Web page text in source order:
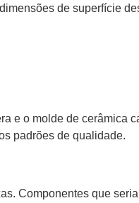
de superfície
e o molde de cerâmica
padrões de qualidade.
Componentes que